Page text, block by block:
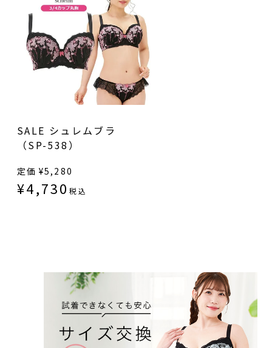
SALE シュレムブラ
（SP-538）
定価 ¥5,280
¥4,730 税込